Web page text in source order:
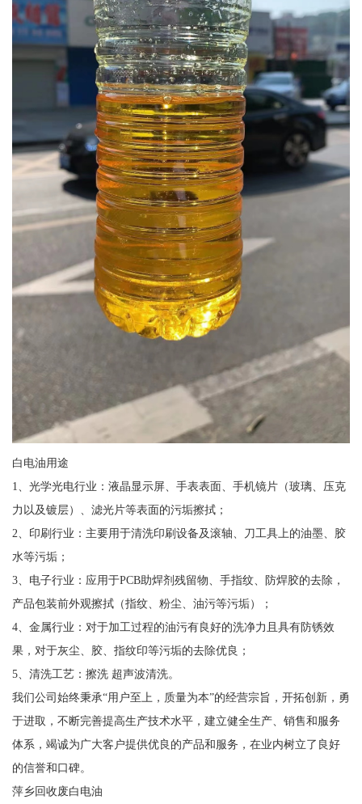
白电油用途
1、光学光电行业：液晶显示屏、手表表面、手机镜片（玻璃、压克
力以及镀层）、滤光片等表面的污垢擦拭；
2、印刷行业：主要用于清洗印刷设备及滚轴、刀工具上的油墨、胶
水等污垢；
3、电子行业：应用于PCB助焊剂残留物、手指纹、防焊胶的去除，
产品包装前外观擦拭（指纹、粉尘、油污等污垢）；
4、金属行业：对于加工过程的油污有良好的洗净力且具有防锈效
果，对于灰尘、胶、指纹印等污垢的去除优良；
5、清洗工艺：擦洗 超声波清洗。
我们公司始终秉承“用户至上，质量为本”的经营宗旨，开拓创新，勇
于进取，不断完善提高生产技术水平，建立健全生产、销售和服务
体系，竭诚为广大客户提供优良的产品和服务，在业内树立了良好
的信誉和口碑。
萍乡回收废白电油